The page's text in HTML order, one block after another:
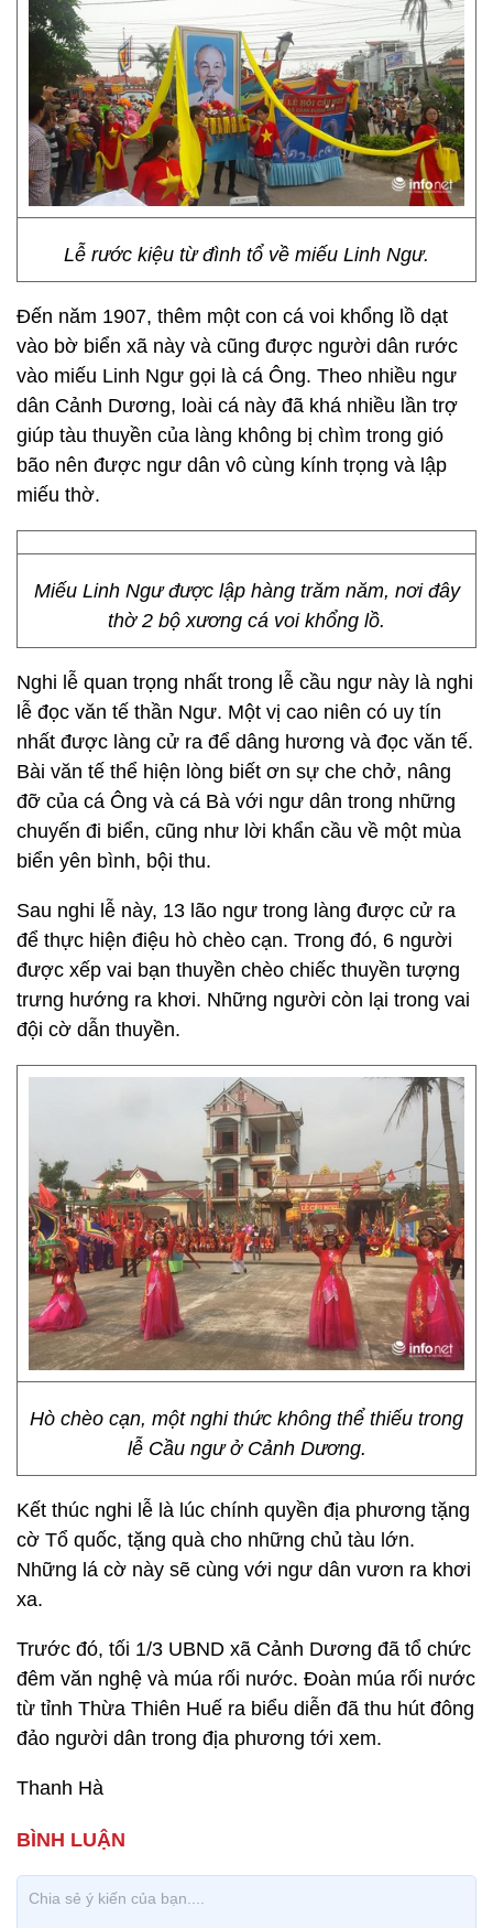
Lễ rước kiệu từ đình tổ về miếu Linh Ngư.
Đến năm 1907, thêm một con cá voi khổng lồ dạt
vào bờ biển xã này và cũng được người dân rước
vào miếu Linh Ngư gọi là cá Ông. Theo nhiều ngư
dân Cảnh Dương, loài cá này đã khá nhiều lần trợ
giúp tàu thuyền của làng không bị chìm trong gió
bão nên được ngư dân vô cùng kính trọng và lập
miếu thờ.
Miếu Linh Ngư được lập hàng trăm năm, nơi đây
thờ 2 bộ xương cá voi khổng lồ.
Nghi lễ quan trọng nhất trong lễ cầu ngư này là nghi
lễ đọc văn tế thần Ngư. Một vị cao niên có uy tín
nhất được làng cử ra để dâng hương và đọc văn tế.
Bài văn tế thể hiện lòng biết ơn sự che chở, nâng
đỡ của cá Ông và cá Bà với ngư dân trong những
chuyến đi biển, cũng như lời khẩn cầu về một mùa
biển yên bình, bội thu.
Sau nghi lễ này, 13 lão ngư trong làng được cử ra
để thực hiện điệu hò chèo cạn. Trong đó, 6 người
được xếp vai bạn thuyền chèo chiếc thuyền tượng
trưng hướng ra khơi. Những người còn lại trong vai
đội cờ dẫn thuyền.
Hò chèo cạn, một nghi thức không thể thiếu trong
lễ Cầu ngư ở Cảnh Dương.
Kết thúc nghi lễ là lúc chính quyền địa phương tặng
cờ Tổ quốc, tặng quà cho những chủ tàu lớn.
Những lá cờ này sẽ cùng với ngư dân vươn ra khơi
xa.
Trước đó, tối 1/3 UBND xã Cảnh Dương đã tổ chức
đêm văn nghệ và múa rối nước. Đoàn múa rối nước
từ tỉnh Thừa Thiên Huế ra biểu diễn đã thu hút đông
đảo người dân trong địa phương tới xem.
Thanh Hà